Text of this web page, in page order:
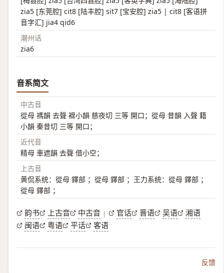
zia5 [东莞腔] cit8 [陆丰腔] sit7 [宝安腔] zia5 | cit8 [客语拼
音字汇] jia4 qid6
潮州话
zia6
音系简文
中古音
從母 禡韻 去聲 褯小韻 慈夜切 三等 開口；從母 昔韻 入聲 籍
小韻 秦昔切 三等 開口；
近代音
精母 車遮韻 去聲 借小空；
上古音
黄侃系统：從母 鐸部 ；從母 鐸部 ；王力系统：從母 鐸部 ；
從母 鐸部 ；
韵书 上古音 中古音 | 官话 晋语 吴语
湘语
闽语
粤语 平话 客语
反馈